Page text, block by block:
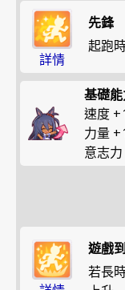
詳情
先鋒
起跑
基礎
速度 +
力量 +
意志力
遊戲
若長